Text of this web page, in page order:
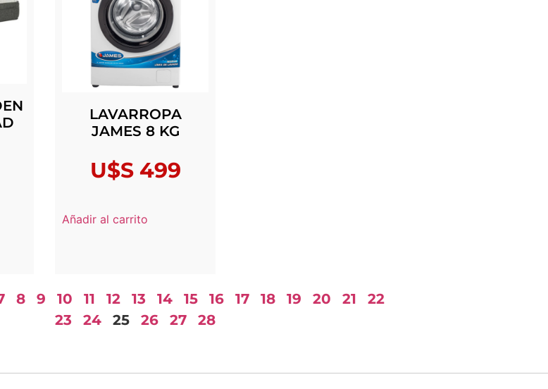
LAVARROPA
JAMES 8 KG
U$S499
Añadir al carrito
8 9 10 11 12 13 14 15 16 17 18 19 20 21
22
23
24 25 26 27 28